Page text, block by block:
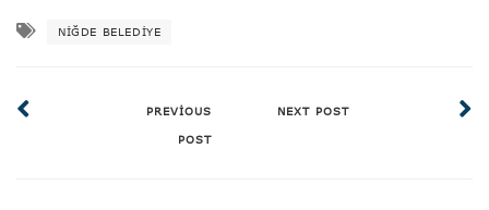
NIĞDE BELEDIYE
PREVIOUS
POST
NEXT POST